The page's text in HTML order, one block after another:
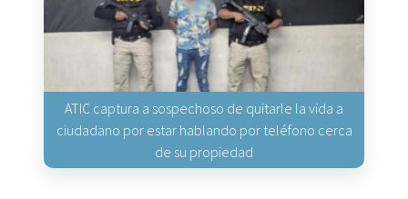
ATIC captura a sospechoso de quitarle la vida a
ciudadano por estar hablando por teléfono cerca
de su propiedad